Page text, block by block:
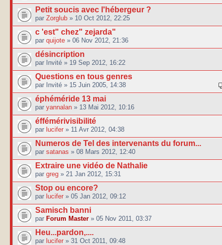
Petit soucis avec l'hébergeur ?
par Zorglub » 10 Oct 2012, 22:25
c 'est" chez" zejarda"
par quijote » 06 Nov 2012, 21:36
désincription
par Invité » 19 Sep 2012, 16:22
Questions en tous genres
par Invité » 15 Juin 2005, 14:38
éphéméride 13 mai
par yannalan » 13 Mai 2012, 10:16
éffémérivisibilité
par lucifer » 11 Avr 2012, 04:38
Numeros de Tel des intervenants du forum...
par satanas » 08 Mars 2012, 12:40
Extraire une vidéo de Nathalie
par greg » 21 Jan 2012, 15:31
Stop ou encore?
par lucifer » 05 Jan 2012, 09:12
Samisch banni
par Forum Master » 05 Nov 2011, 03:37
Heu...pardon,....
par lucifer » 31 Oct 2011, 09:48